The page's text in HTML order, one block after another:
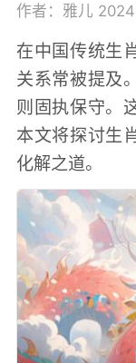
作者：雅儿
在中国传统生
关系常被提及
则固执保守。
本文将探讨生
化解之道。